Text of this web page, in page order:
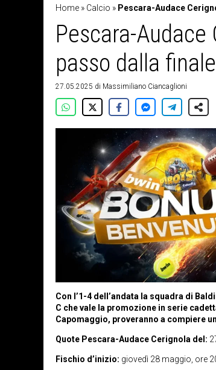
Home » Calcio » Pescara-Audace
Pescara-
passo dalla
27.05.2025 di Massimiliano Ciancaglioni
Con l’1-4 dell’andata la squadra di
C che vale la promozione in serie
Capomaggio, proveranno a compiere
Quote Pescara-Audace Cerignola del:
Fischio d’inizio: giovedì 28 maggio, ore